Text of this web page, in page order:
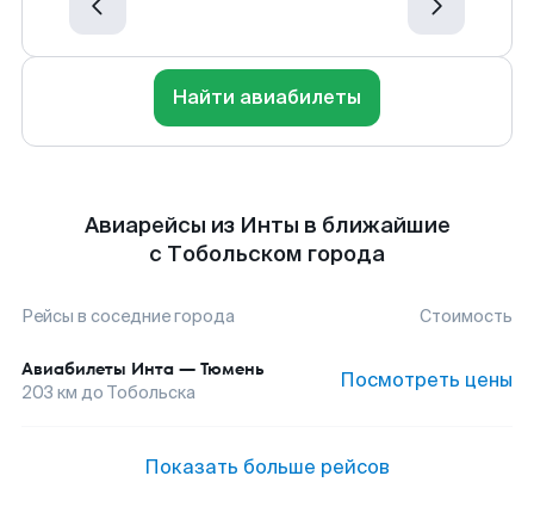
Найти авиабилеты
Авиарейсы из Инты в ближайшие
с Тобольском города
Рейсы в соседние города Стоимость
Авиабилеты Инта — Тюмень
203 км до Тобольска Посмотреть цены
Показать больше рейсов